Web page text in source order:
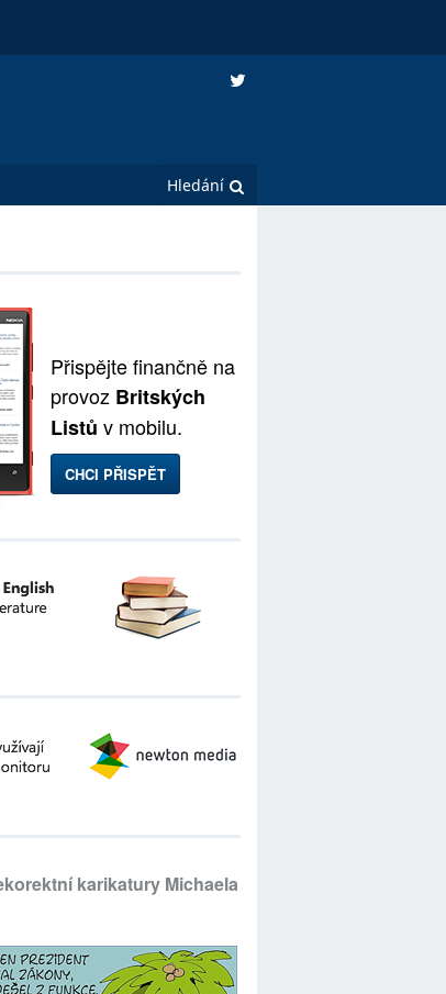
Přispějte finančně na
provoz Britských
Listů v mobilu.
CHCI PŘISPĚT
karikatury Michaela